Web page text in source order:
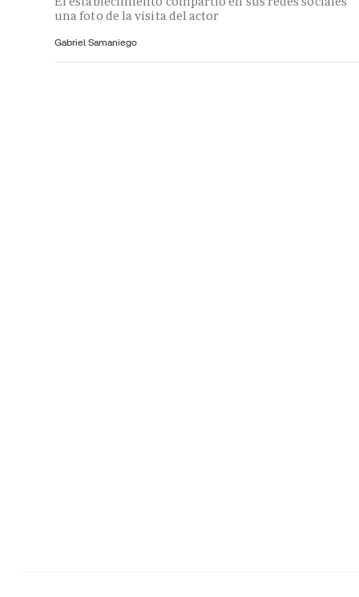
una foto de la visita del actor
Gabriel Samaniego